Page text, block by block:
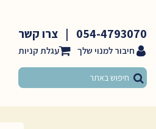
054-4793070
| צרו קשר
חיבור למנוי שלך